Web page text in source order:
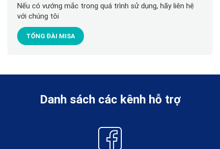
Nếu có vướng mắc trong quá trình sử dụng, hãy liên hệ
với chúng tôi
TỔNG ĐÀI MISA
Danh sách các kênh hỗ trợ